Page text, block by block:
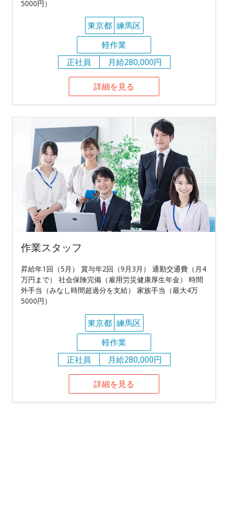
5000円）
東京都 練馬区
軽作業
正社員
月給280,000円
詳細を見る
作業スタッフ
昇給年1回（5月） 賞与年2回（9月3月） 通勤交通費（月4
万円まで） 社会保険完備（雇用労災健康厚生年金） 時間
外手当（みなし時間超過分を支給） 家族手当（最大4万
5000円）
東京都 練馬区
軽作業
正社員
月給280,000円
詳細を見る